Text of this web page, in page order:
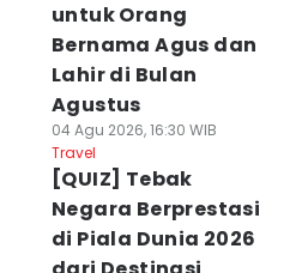
untuk Orang
Bernama Agus dan
Lahir di Bulan
Agustus
04 Agu 2026, 16:30 WIB
Travel
[QUIZ] Tebak
Negara Berprestasi
di Piala Dunia 2026